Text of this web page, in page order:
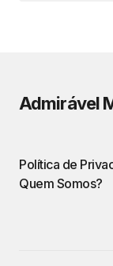
Admirável
Política de
Quem Somos?